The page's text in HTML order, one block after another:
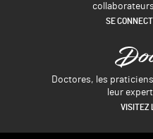
SE
Doctores, les
leur
VISITEZ